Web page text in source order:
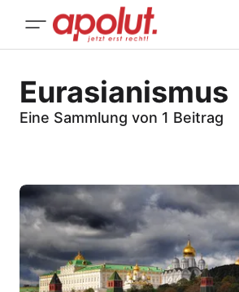
Eurasianismus
Eine Sammlung von 1 Beitrag